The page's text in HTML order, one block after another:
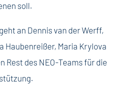
soll.
an Dennis van der Werff,
Haubenreißer, Maria Krylova
Rest des NEO-Teams für die